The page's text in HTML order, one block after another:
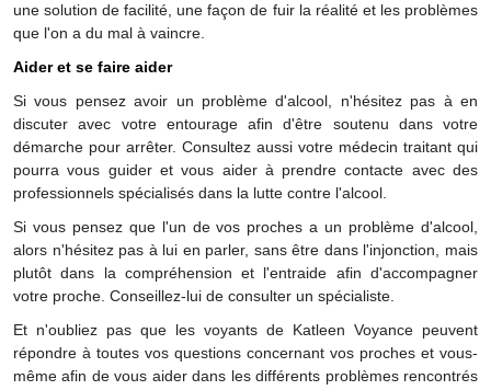
une solution de facilité, une façon de fuir la réalité et les problèmes
que l'on a du mal à vaincre.
Aider et se faire aider
Si vous pensez avoir un problème d'alcool, n'hésitez pas à en
discuter avec votre entourage afin d'être soutenu dans votre
démarche pour arrêter. Consultez aussi votre médecin traitant qui
pourra vous guider et vous aider à prendre contacte avec des
professionnels spécialisés dans la lutte contre l'alcool.
Si vous pensez que l'un de vos proches a un problème d'alcool,
alors n'hésitez pas à lui en parler, sans être dans l'injonction, mais
plutôt dans la compréhension et l'entraide afin d'accompagner
votre proche. Conseillez-lui de consulter un spécialiste.
Et n'oubliez pas que les voyants de Katleen Voyance peuvent
répondre à toutes vos questions concernant vos proches et vous-
même afin de vous aider dans les différents problèmes rencontrés